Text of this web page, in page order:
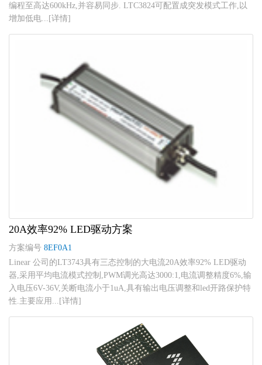
编程至高达600kHz,并容易同步. LTC3824可配置成突发模式工作,以
增加低电...[详情]
20A效率92% LED驱动方案
方案编号 8EF0A1
Linear 公司的LT3743具有三态控制的大电流20A效率92% LED驱动
器,采用平均电流模式控制,PWM调光高达3000:1,电流调整精度6%,输
入电压6V-36V,关断电流小于1uA,具有输出电压调整和led开路保护特
性.主要应用...[详情]